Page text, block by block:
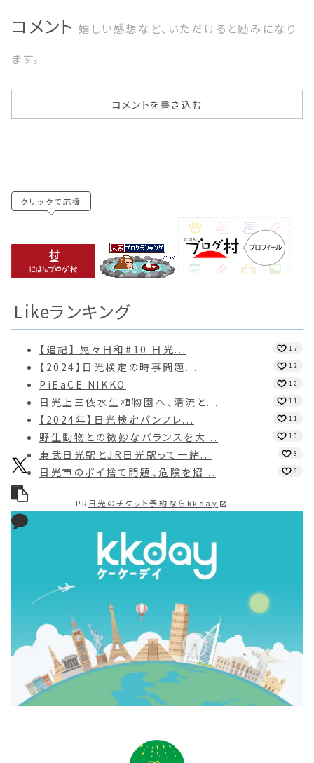
コメント 嬉しい感想など、いただけると励みになり
ます。
コメントを書き込む
クリックで応援
Likeランキング
【追記】 晃々日和#10 日光... 17
【2024】日光検定の時事問題... 12
PiEaCE NIKKO 12
日光上三依水生植物園へ、清流と... 11
【2024年】日光検定パンフレ... 11
野生動物との微妙なバランスを大... 10
東武日光駅とJR日光駅って一緒... 8
日光市のポイ捨て問題、危険を招... 8
PR 日光のチケット予約ならkkday